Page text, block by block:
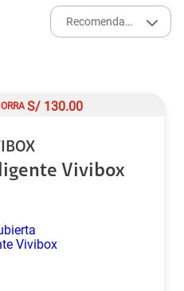
Recomendados
S/ 130.00
Vivibox